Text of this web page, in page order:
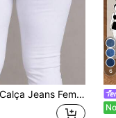
Jeans Feminina Preta e Branca com Lycra Confortável
6